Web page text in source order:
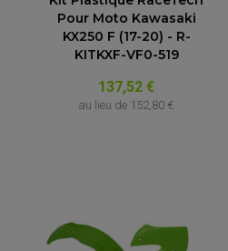
Pour Moto Kawasaki
KX250 F (17-20) - R-
KITKXF-VF0-519
137,52 €
au lieu de 152,80 €